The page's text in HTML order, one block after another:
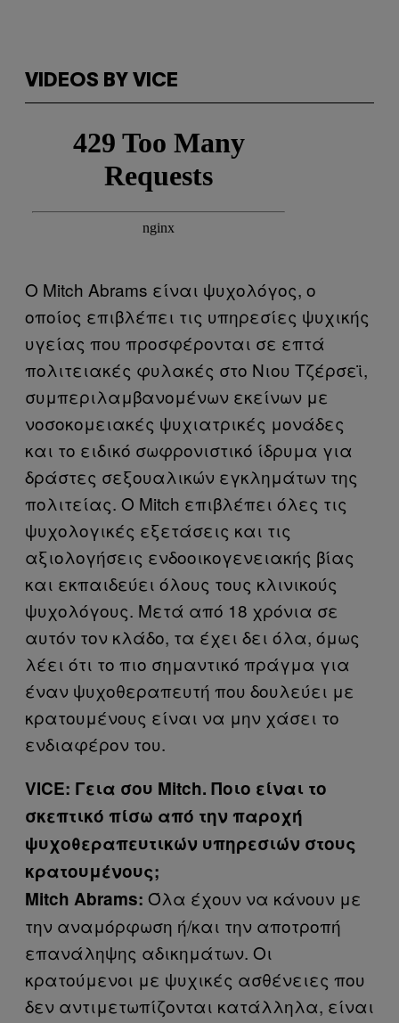
VIDEOS BY VICE
Ο Mitch Abrams είναι ψυχολόγος, ο
οποίος επιβλέπει τις υπηρεσίες ψυχικής
υγείας που προσφέρονται σε επτά
πολιτειακές φυλακές στο Νιου Τζέρσεϊ,
συμπεριλαμβανομένων εκείνων με
νοσοκομειακές ψυχιατρικές μονάδες
και το ειδικό σωφρονιστικό ίδρυμα για
δράστες σεξουαλικών εγκλημάτων της
πολιτείας. Ο Mitch επιβλέπει όλες τις
ψυχολογικές εξετάσεις και τις
αξιολογήσεις ενδοοικογενειακής βίας
και εκπαιδεύει όλους τους κλινικούς
ψυχολόγους. Μετά από 18 χρόνια σε
αυτόν τον κλάδο, τα έχει δει όλα, όμως
λέει ότι το πιο σημαντικό πράγμα για
έναν ψυχοθεραπευτή που δουλεύει με
κρατουμένους είναι να μην χάσει το
ενδιαφέρον του.
VICE: Γεια σου Mitch. Ποιο είναι το
σκεπτικό πίσω από την παροχή
ψυχοθεραπευτικών υπηρεσιών στους
κρατουμένους;
Mitch Abrams: Όλα έχουν να κάνουν με
την αναμόρφωση ή/και την αποτροπή
επανάληψης αδικημάτων. Οι
κρατούμενοι με ψυχικές ασθένειες που
δεν αντιμετωπίζονται κατάλληλα, είναι